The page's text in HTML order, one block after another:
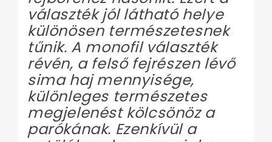
választék jól látható helye
különösen természetesnek
tűnik. A monofil választék
révén, a felső fejrészen lévő
sima haj mennyisége,
különleges természetes
megjelenést kölcsönöz a
parókának. Ezenkívül a